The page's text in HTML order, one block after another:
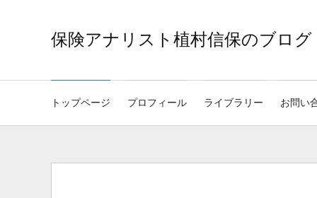
保険アナリスト植村信保のブログ
トップページ プロフィール ライブラリー お問い